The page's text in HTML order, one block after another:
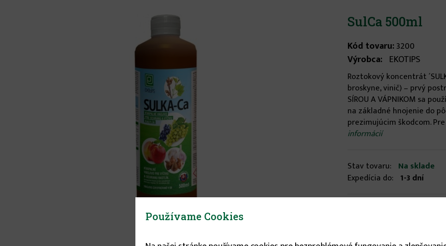
SulCa 500ml
Kód tovaru:3200
Výrobca: EKOTIPS
Roztokový koncentrát
broskyne, vinič) – prvý
SÍROU A VÁPNIKOM sa
na základné hnojenie do
prezimujúcim škodcom.
informácií
Stav tovaru: Na sklade
Expedícia do: 1-3 dní
Používame Cookies